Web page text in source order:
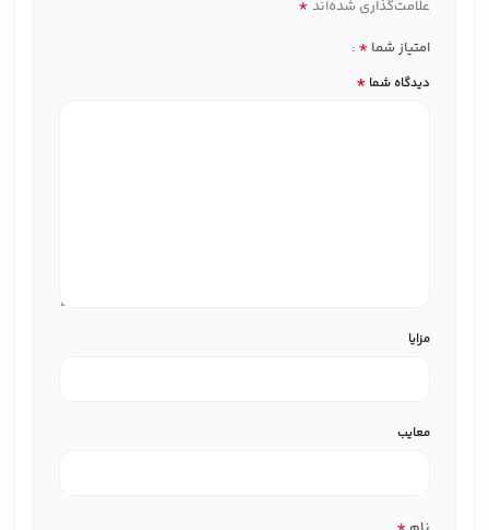
علامت‌گذاری شده‌اند *
امتیاز شما *
دیدگاه شما *
مزایا
معایب